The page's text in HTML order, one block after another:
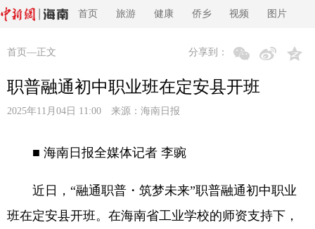
首页 旅游 健康 侨乡 视频 图片
首页 —正文 分享到：
职普融通初中职业班在定安县开班
2025年11月04日 11:00 来源： 海南日报
■ 海南日报全媒体记者 李豌
近日，“融通职普・筑梦未来”职普融通初中职业
班在定安县开班。在海南省工业学校的师资支持下，